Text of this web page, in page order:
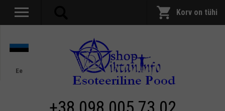
Ee
Korv on tühi